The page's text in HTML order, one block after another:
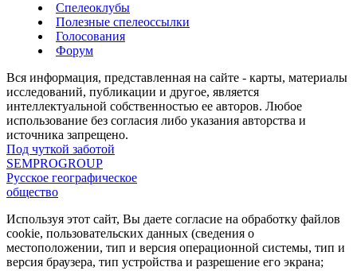
Спелеоклубы
Полезные спелеоссылки
Голосования
Форум
Вся информация, представленная на сайте - карты, материалы
исследований, публикации и другое, является
интеллектуальной собственностью ее авторов. Любое
использование без согласия либо указания авторства и
источника запрещено.
Под чуткой заботой
SEMPROGROUP
Русское географическое
общество
Используя этот сайт, Вы даете согласие на обработку файлов
cookie, пользовательских данных (сведения о
местоположении, тип и версия операционной системы, тип и
версия браузера, тип устройства и разрешение его экрана;